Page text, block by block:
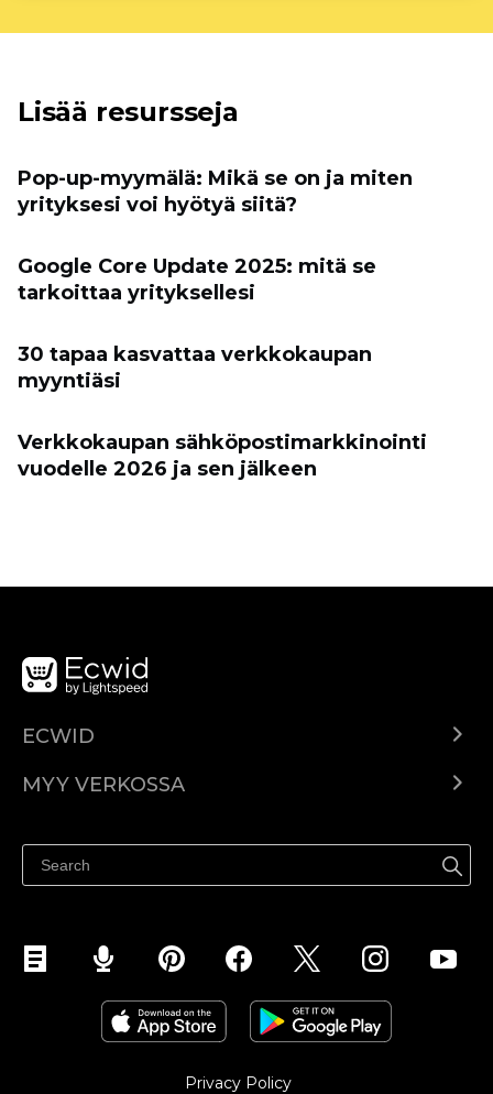
Lisää resursseja
Pop-up-myymälä: Mikä se on ja miten
yrityksesi voi hyötyä siitä?
Google Core Update 2025: mitä se
tarkoittaa yrityksellesi
30 tapaa kasvattaa verkkokaupan
myyntiäsi
Verkkokaupan sähköpostimarkkinointi
vuodelle 2026 ja sen jälkeen
ECWID
Hinnoittelu
MYY VERKOSSA
Myy Facebookissa
Myy Instagramissa
Privacy Policy